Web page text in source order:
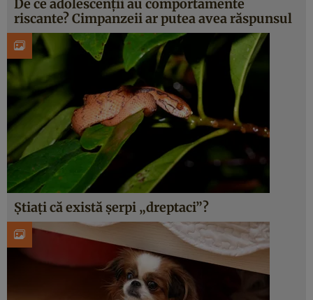
De ce adolescenții au comportamente
riscante? Cimpanzeii ar putea avea răspunsul
Știați că există șerpi „dreptaci”?